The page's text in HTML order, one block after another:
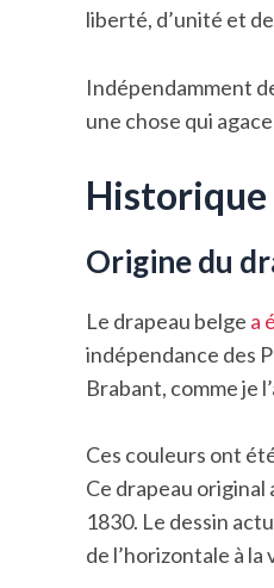
liberté, d’unité et
Indépendamment
une chose qui
Historique
Origine du
Le drapeau belge a
indépendance des
Brabant, comme je
Ces couleurs ont
Ce drapeau
1830. Le dessin
de l’horizontale à